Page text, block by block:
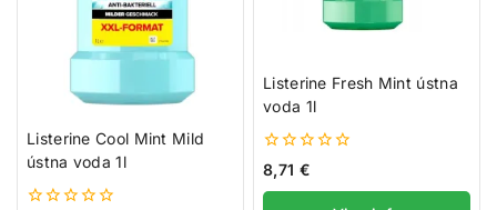
Listerine Cool Mint Mild
ústna voda 1l
Listerine Fresh Mint ústna
voda 1l
0
z
5
8,71 €